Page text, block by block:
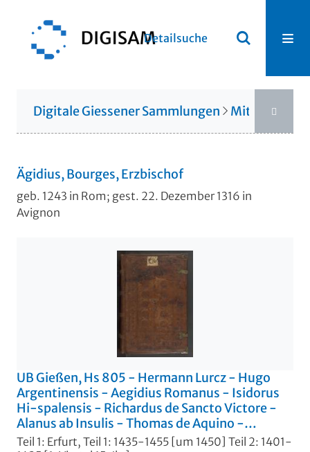
Detailsuche
Digitale Giessener Sammlungen
Ägidius, Bourges, Erzbischof
geb. 1243 in Rom; gest. 22. Dezember 1316 in
Avignon
UB Gießen, Hs 805 - Hermann Lurcz - Hugo
Argentinensis - Aegidius Romanus - Isidorus
Hi-spalensis - Richardus de Sancto Victore -
Alanus ab Insulis - Thomas de Aquino -
Abbreviationes iuris. - UB Gießen, Hs 805
Teil 1: Erfurt, Teil 1: 1435-1455 [um 1450] Teil 2: 1401-